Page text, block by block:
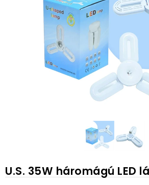
U.S. 35W háromágú LED